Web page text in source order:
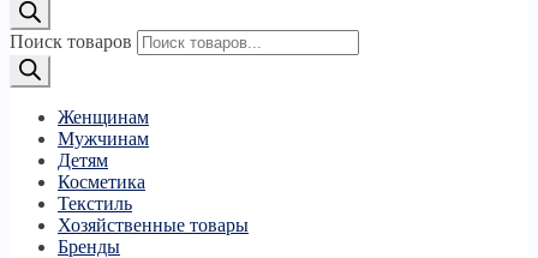
Поиск товаров
Женщинам
Мужчинам
Детям
Косметика
Текстиль
Хозяйственные товары
Бренды